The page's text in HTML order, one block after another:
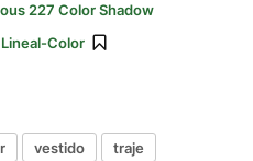
227 Color Shadow
Color
vestido
traje